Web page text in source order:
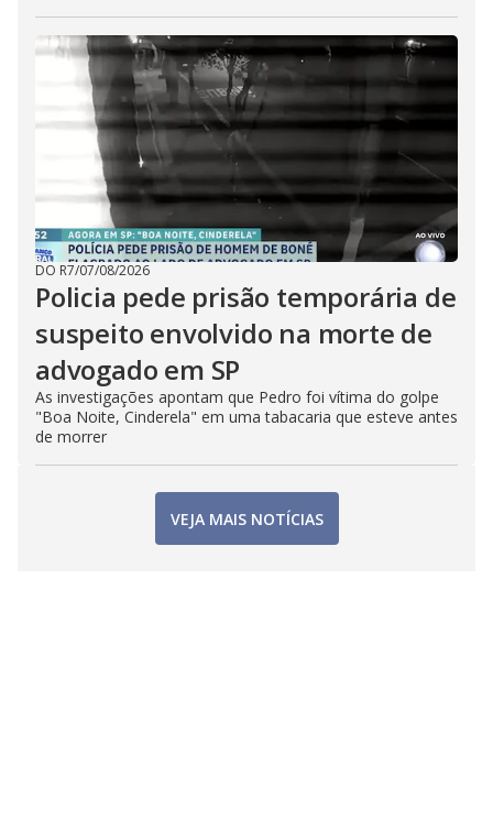
DO R7/07/08/2026
Policia pede prisão temporária de
suspeito envolvido na morte de
advogado em SP
As investigações apontam que Pedro foi vítima do golpe
"Boa Noite, Cinderela" em uma tabacaria que esteve antes
de morrer
VEJA MAIS NOTÍCIAS